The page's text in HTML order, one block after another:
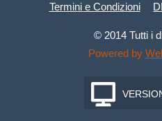
Termini e Condizioni
© 2014 Tutti i
Powered by